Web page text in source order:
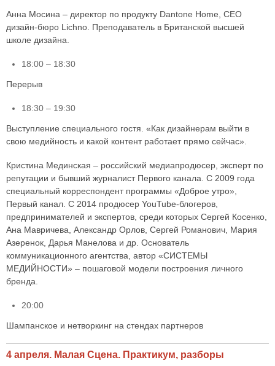
Анна Мосина – директор по продукту Dantone Home, CEO
дизайн-бюро Lichno. Преподаватель в Британской высшей
школе дизайна.
18:00 – 18:30
Перерыв
18:30 – 19:30
Выступление специального гостя. «Как дизайнерам выйти в
свою медийность и какой контент работает прямо сейчас».
Кристина Мединская – российский медиапродюсер, эксперт по
репутации и бывший журналист Первого канала. С 2009 года
специальный корреспондент программы «Доброе утро»,
Первый канал. С 2014 продюсер YouTube-блогеров,
предпринимателей и экспертов, среди которых Сергей Косенко,
Ана Мавричева, Александр Орлов, Сергей Романович, Мария
Азеренок, Дарья Манелова и др. Основатель
коммуникационного агентства, автор «СИСТЕМЫ
МЕДИЙНОСТИ» – пошаговой модели построения личного
бренда.
20:00
Шампанское и нетворкинг на стендах партнеров
4 апреля. Малая Сцена. Практикум, разборы